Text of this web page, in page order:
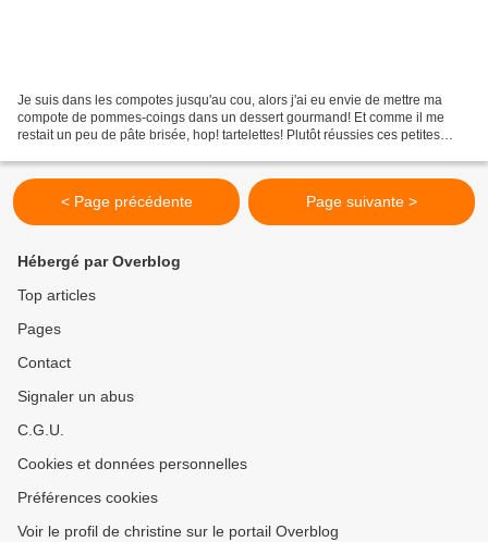
Je suis dans les compotes jusqu'au cou, alors j'ai eu envie de mettre ma
compote de pommes-coings dans un dessert gourmand! Et comme il me
restait un peu de pâte brisée, hop! tartelettes! Plutôt réussies ces petites
< Page précédente Page suivante >
Hébergé par Overblog
Top articles
Pages
Contact
Signaler un abus
C.G.U.
Cookies et données personnelles
Préférences cookies
Voir le profil de christine sur le portail Overblog